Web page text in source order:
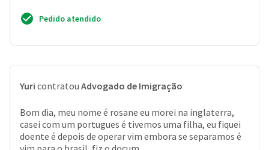
Pedido atendido
Yuri contratou Advogado de Imigração
Bom dia, meu nome é rosane eu morei na inglaterra,
casei com um portugues é tivemos uma filha, eu fiquei
doente é depois de operar vim embora se separamos é